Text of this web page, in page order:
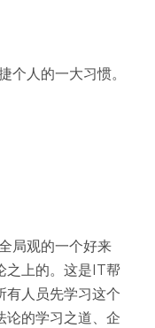
个人的一大习惯。
局观的一个好来
之上的。这是IT帮
有人员先学习这个
论的学习之道、企